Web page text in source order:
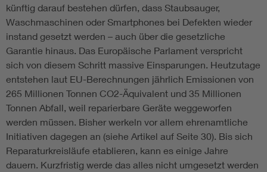
künftig darauf bestehen dürfen, dass Staubsauger,
Waschmaschinen oder Smartphones bei Defekten wieder
instand gesetzt werden – auch über die gesetzliche
Garantie hinaus. Das Europäische Parlament verspricht
sich von diesem Schritt massive Einsparungen. Heutzutage
entstehen laut EU-Berechnungen jährlich Emissionen von
265 Millionen Tonnen CO2-Äquivalent und 35 Millionen
Tonnen Abfall, weil reparierbare Geräte weggeworfen
werden müssen. Bisher werkeln vor allem ehrenamtliche
Initiativen dagegen an (siehe Artikel auf Seite 30). Bis sich
Reparaturkreisläufe etablieren, kann es einige Jahre
dauern. Kurzfristig werde das alles nicht umgesetzt werden